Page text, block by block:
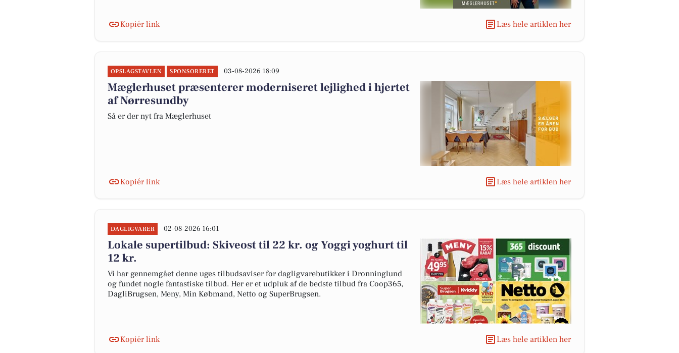
Kopiér link Læs hele artiklen her
OPSLAGSTAVLEN SPONSORERET 03-08-2026 18:09
Mæglerhuset præsenterer moderniseret lejlighed i hjertet
af Nørresundby
Så er der nyt fra Mæglerhuset
Kopiér link Læs hele artiklen her
DAGLIGVARER 02-08-2026 16:01
Lokale supertilbud: Skiveost til 22 kr. og Yoggi yoghurt til
12 kr.
Vi har gennemgået denne uges tilbudsaviser for dagligvarebutikker i Dronninglund
og fundet nogle fantastiske tilbud. Her er et udpluk af de bedste tilbud fra Coop365,
DagliBrugsen, Meny, Min Købmand, Netto og SuperBrugsen.
Kopiér link Læs hele artiklen her